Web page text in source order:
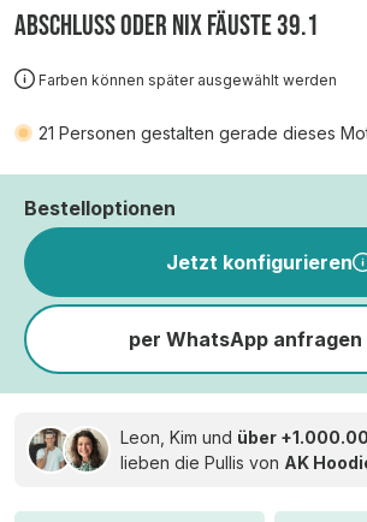
ABSCHLUSS ODER NIX FÄUSTE 39.1
Farben können später ausgewählt werden
21 Personen gestalten gerade dieses
Bestelloptionen
Jetzt konfigurieren
per WhatsApp anfragen
Leon, Kim und über
lieben die Pullis von AK